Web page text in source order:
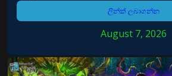
ලින්ක් ලබාගන්න
August 7, 2026